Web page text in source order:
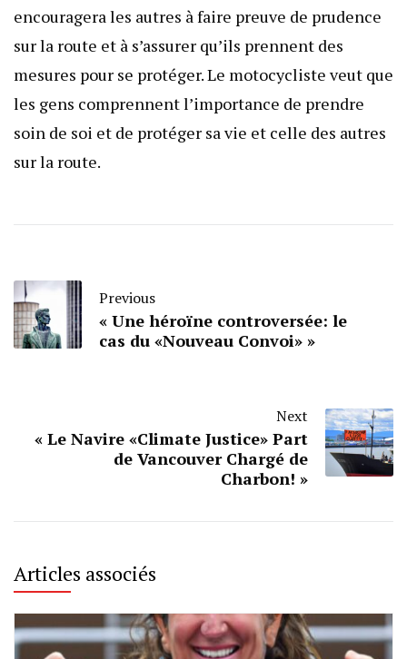
encouragera les autres à faire preuve de prudence
sur la route et à s’assurer qu’ils prennent des
mesures pour se protéger. Le motocycliste veut que
les gens comprennent l’importance de prendre
soin de soi et de protéger sa vie et celle des autres
sur la route.
Previous
« Une héroïne controversée: le
cas du «Nouveau Convoi» »
Next
« Le Navire «Climate Justice» Part
de Vancouver Chargé de
Charbon! »
Articles associés